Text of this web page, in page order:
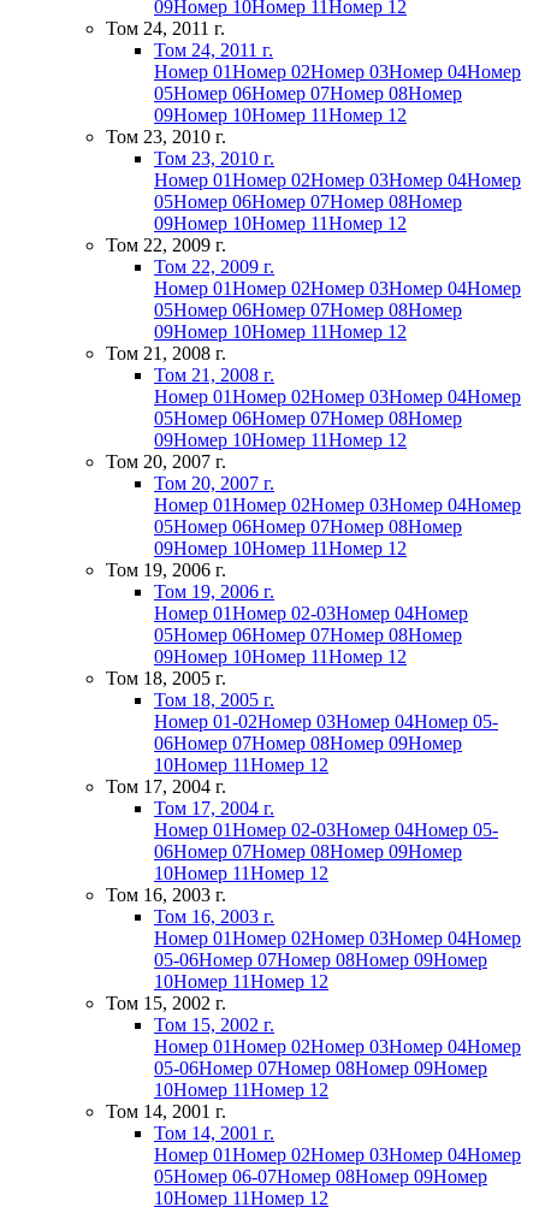
09Номер 10Номер 11Номер 12
Том 24, 2011 г.
Том 24, 2011 г.
Номер 01Номер 02Номер 03Номер 04Номер
05Номер 06Номер 07Номер 08Номер
09Номер 10Номер 11Номер 12
Том 23, 2010 г.
Том 23, 2010 г.
Номер 01Номер 02Номер 03Номер 04Номер
05Номер 06Номер 07Номер 08Номер
09Номер 10Номер 11Номер 12
Том 22, 2009 г.
Том 22, 2009 г.
Номер 01Номер 02Номер 03Номер 04Номер
05Номер 06Номер 07Номер 08Номер
09Номер 10Номер 11Номер 12
Том 21, 2008 г.
Том 21, 2008 г.
Номер 01Номер 02Номер 03Номер 04Номер
05Номер 06Номер 07Номер 08Номер
09Номер 10Номер 11Номер 12
Том 20, 2007 г.
Том 20, 2007 г.
Номер 01Номер 02Номер 03Номер 04Номер
05Номер 06Номер 07Номер 08Номер
09Номер 10Номер 11Номер 12
Том 19, 2006 г.
Том 19, 2006 г.
Номер 01Номер 02-03Номер 04Номер
05Номер 06Номер 07Номер 08Номер
09Номер 10Номер 11Номер 12
Том 18, 2005 г.
Том 18, 2005 г.
Номер 01-02Номер 03Номер 04Номер 05-
06Номер 07Номер 08Номер 09Номер
10Номер 11Номер 12
Том 17, 2004 г.
Том 17, 2004 г.
Номер 01Номер 02-03Номер 04Номер 05-
06Номер 07Номер 08Номер 09Номер
10Номер 11Номер 12
Том 16, 2003 г.
Том 16, 2003 г.
Номер 01Номер 02Номер 03Номер 04Номер
05-06Номер 07Номер 08Номер 09Номер
10Номер 11Номер 12
Том 15, 2002 г.
Том 15, 2002 г.
Номер 01Номер 02Номер 03Номер 04Номер
05-06Номер 07Номер 08Номер 09Номер
10Номер 11Номер 12
Том 14, 2001 г.
Том 14, 2001 г.
Номер 01Номер 02Номер 03Номер 04Номер
05Номер 06-07Номер 08Номер 09Номер
10Номер 11Номер 12